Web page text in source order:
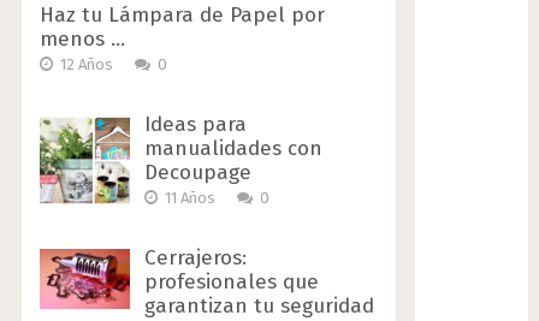
Haz tu Lámpara de Papel por
menos …
12 Años 0
Ideas para
manualidades con
Decoupage
11 Años 0
Cerrajeros:
profesionales que
garantizan tu seguridad